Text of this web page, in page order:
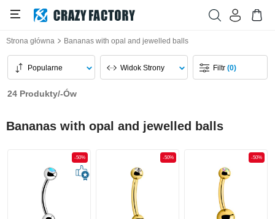
Strona główna Bananas with opal and jewelled balls
Popularne Widok Strony Filtr(0)
24 Produkty/-Ów
Bananas with opal and jewelled balls
-50% -50% -50%